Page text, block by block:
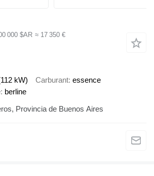
000 $AR ≈ 17 350 €
kW) Carburant essence
berline
Provincia de Buenos Aires